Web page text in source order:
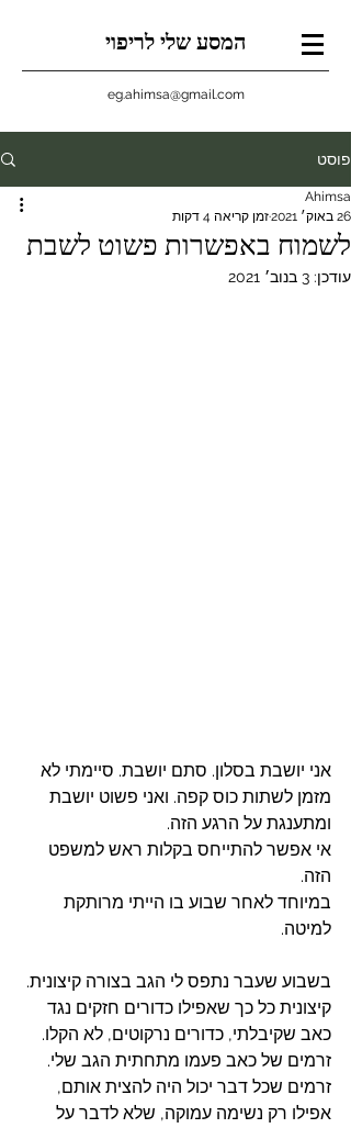
המסע שלי לריפוי
eg.ahimsa@gmail.com
פוסט
לשמוח באפשרות פשוט לשבת
Ahimsa
26 באוק׳ 2021
זמן קריאה 4 דקות
עודכן: 3 בנוב׳ 2021
אני יושבת בסלון. סתם יושבת. סיימתי לא
מזמן לשתות כוס קפה. ואני פשוט יושבת
ומתענגת על הרגע הזה.
אי אפשר להתייחס בקלות ראש למשפט
הזה.
במיוחד לאחר שבוע בו הייתי מרותקת
למיטה.
בשבוע שעבר נתפס לי הגב בצורה קיצונית.
קיצונית כל כך שאפילו כדורים חזקים נגד
כאב שקיבלתי, כדורים נרקוטים, לא הקלו.
זרמים של כאב פעמו מתחתית הגב שלי.
זרמים שכל דבר יכול היה להצית אותם,
אפילו רק נשימה עמוקה, שלא לדבר על